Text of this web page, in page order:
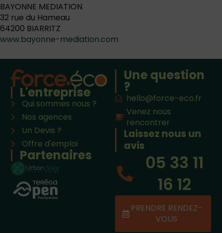
BAYONNE MEDIATION
32 rue du Hameau
64200 BIARRITZ
www.bayonne-mediation.com
L'entreprise
Qui sommes nous ?
Nos agences
Un Devis ?
Offre d'emploi
Partenaires
Une question
?
hello@force-eco.fr
Venez nous
rencontrer
Laissez nous un
avis
05 33 11
16 12
PRENDRE RENDEZ-
VOUS